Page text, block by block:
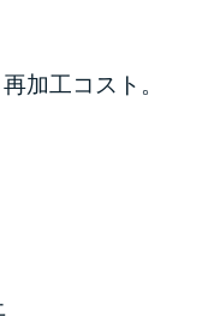
加工コスト。